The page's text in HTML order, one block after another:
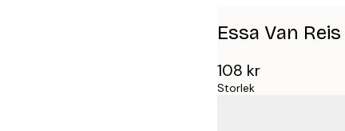
Essa Van
108 kr
Storlek